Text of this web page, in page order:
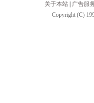
关于本站
广告服
Copyright (C)